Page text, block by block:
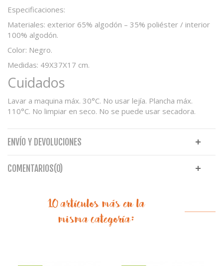
Especificaciones:
Materiales: exterior 65% algodón – 35% poliéster / interior
100% algodón.
Color: Negro.
Medidas: 49X37X17 cm.
Cuidados
Lavar a maquina máx. 30°C. No usar lejía. Plancha máx.
110°C. No limpiar en seco. No se puede usar secadora.
ENVÍO Y DEVOLUCIONES
COMENTARIOS(0)
10 artículos más en la
misma categoría: